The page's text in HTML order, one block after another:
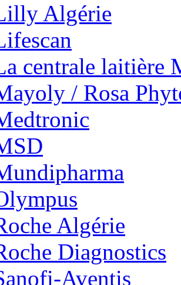
Algérie
centrale laitière
/ Rosa
Algérie
Diagnostics
Aventis